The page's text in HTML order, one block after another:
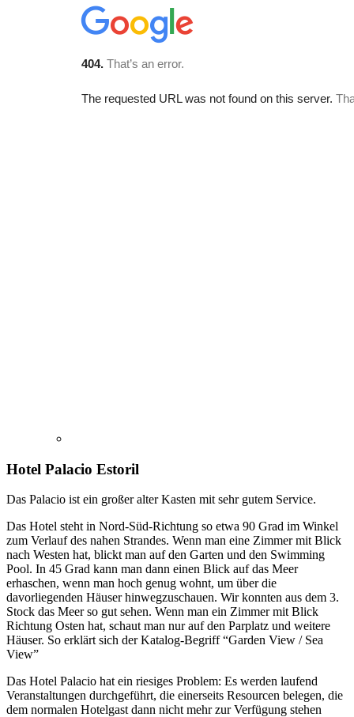
Hotel Palacio Estoril
Das Palacio ist ein großer alter Kasten mit sehr gutem Service.
Das Hotel steht in Nord-Süd-Richtung so etwa 90 Grad im Winkel
zum Verlauf des nahen Strandes. Wenn man eine Zimmer mit Blick
nach Westen hat, blickt man auf den Garten und den Swimming
Pool. In 45 Grad kann man dann einen Blick auf das Meer
erhaschen, wenn man hoch genug wohnt, um über die
davorliegenden Häuser hinwegzuschauen. Wir konnten aus dem 3.
Stock das Meer so gut sehen. Wenn man ein Zimmer mit Blick
Richtung Osten hat, schaut man nur auf den Parplatz und weitere
Häuser. So erklärt sich der Katalog-Begriff “Garden View / Sea
View”
Das Hotel Palacio hat ein riesiges Problem: Es werden laufend
Veranstaltungen durchgeführt, die einerseits Resourcen belegen, die
dem normalen Hotelgast dann nicht mehr zur Verfügung stehen